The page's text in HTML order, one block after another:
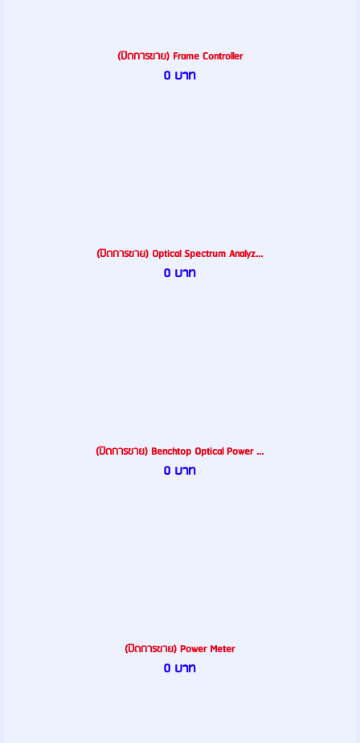
(ปิดการขาย) Frame Controller
0 บาท
(ปิดการขาย) Optical Spectrum Analyz...
0 บาท
(ปิดการขาย) Benchtop Optical Power ...
0 บาท
(ปิดการขาย) Power Meter
0 บาท